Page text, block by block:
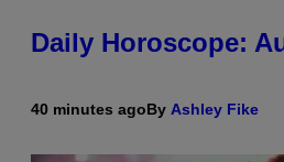
Daily Horoscope:
40 minutes agoBy Ashley Fike